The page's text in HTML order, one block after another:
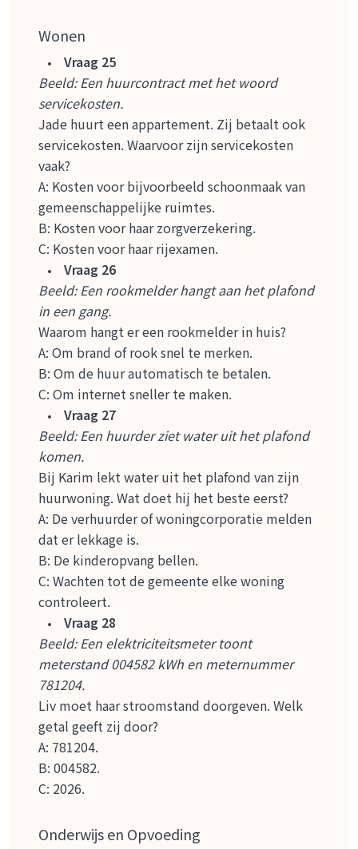
Wonen
Vraag 25
Beeld: Een huurcontract met het woord
servicekosten.
Jade huurt een appartement. Zij betaalt ook
servicekosten. Waarvoor zijn servicekosten
vaak?
A: Kosten voor bijvoorbeeld schoonmaak van
gemeenschappelijke ruimtes.
B: Kosten voor haar zorgverzekering.
C: Kosten voor haar rijexamen.
Vraag 26
Beeld: Een rookmelder hangt aan het plafond
in een gang.
Waarom hangt er een rookmelder in huis?
A: Om brand of rook snel te merken.
B: Om de huur automatisch te betalen.
C: Om internet sneller te maken.
Vraag 27
Beeld: Een huurder ziet water uit het plafond
komen.
Bij Karim lekt water uit het plafond van zijn
huurwoning. Wat doet hij het beste eerst?
A: De verhuurder of woningcorporatie melden
dat er lekkage is.
B: De kinderopvang bellen.
C: Wachten tot de gemeente elke woning
controleert.
Vraag 28
Beeld: Een elektriciteitsmeter toont
meterstand 004582 kWh en meternummer
781204.
Liv moet haar stroomstand doorgeven. Welk
getal geeft zij door?
A: 781204.
B: 004582.
C: 2026.
Onderwijs en Opvoeding